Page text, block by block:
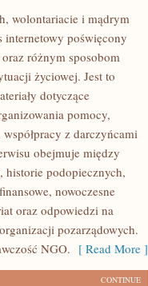
wolontariacie i mądrym
internetowy poświęcony
różnym sposobom
życiowej. Jest to
dotyczące
pomocy,
z darczyńcami
obejmuje między
historie podopiecznych,
nowoczesne
oraz odpowiedzi na
pozarządowych.
NGO. [ Read More ]
CONTINUE